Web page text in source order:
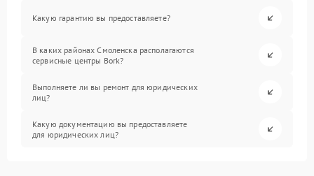
Какую гарантию вы предоставляете?
В каких районах Смоленска располагаются
сервисные центры Bork?
Выполняете ли вы ремонт для юридических
лиц?
Какую документацию вы предоставляете
для юридических лиц?